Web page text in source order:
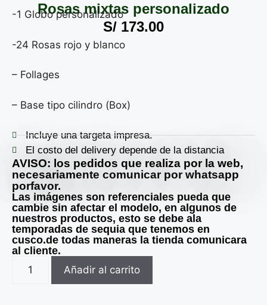
Rosas mixtas personalizado
S/ 173.00
-1 Globo personalizado
-24 Rosas rojo y blanco
– Follages
– Base tipo cilindro (Box)
Incluye una targeta impresa.
El costo del delivery depende de la distancia
AVISO: los pedidos que realiza por la web,
necesariamente comunicar por whatsapp
porfavor.
Las imágenes son referenciales pueda que
cambie sin afectar el modelo, en algunos de
nuestros productos, esto se debe ala
temporadas de sequia que tenemos en
cusco.de todas maneras la tienda comunicara
al cliente.
Añadir al carrito